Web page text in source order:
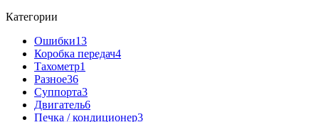
Категории
Ошибки13
Коробка передач4
Тахометр1
Разное36
Cуппорта3
Двигатель6
Печка / кондиционер3